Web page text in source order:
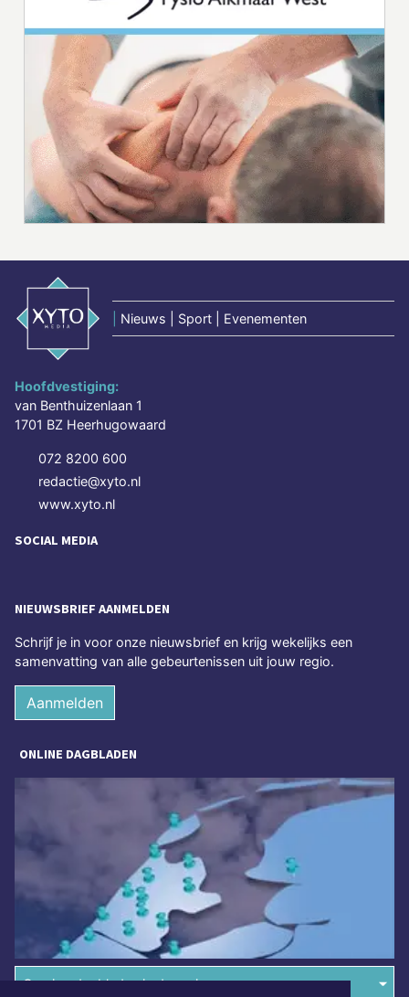
Nieuws | Sport | Evenementen
Hoofdvestiging:
van Benthuizenlaan 1
1701 BZ Heerhugowaard
072 8200 600
redactie@xyto.nl
www.xyto.nl
SOCIAL MEDIA
NIEUWSBRIEF AANMELDEN
Schrijf je in voor onze nieuwsbrief en krijg wekelijks een
samenvatting van alle gebeurtenissen uit jouw regio.
Aanmelden
ONLINE DAGBLADEN
Overige dagbladen in de regio